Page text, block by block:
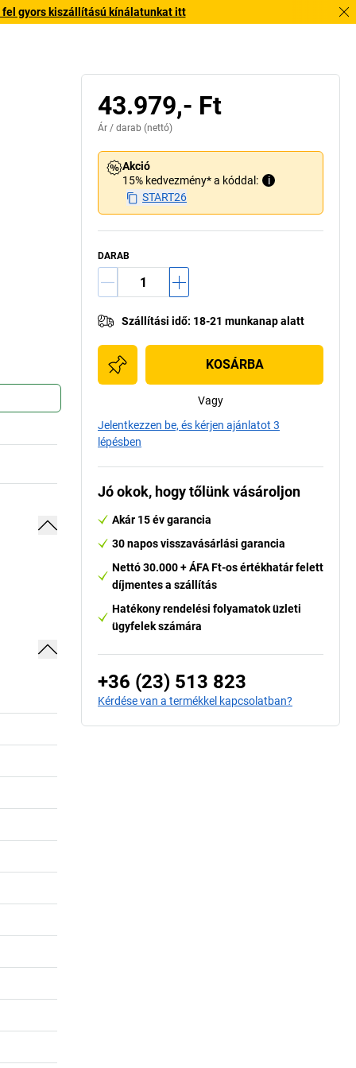
fel gyors kiszállítású kínálatunkat itt
43.979,- Ft
Ár / darab (nettó)
Akció
15% kedvezmény* a kóddal:
i
START26
DARAB
Szállítási idő: 18-21 munkanap alatt
KOSÁRBA
Vagy
Jelentkezzen be, és kérjen ajánlatot 3
lépésben
Jó okok, hogy tőlünk vásároljon
Akár 15 év garancia
30 napos visszavásárlási garancia
Nettó 30.000 + ÁFA Ft-os értékhatár felett
díjmentes a szállítás
Hatékony rendelési folyamatok üzleti
ügyfelek számára
+36 (23) 513 823
Kérdése van a termékkel kapcsolatban?